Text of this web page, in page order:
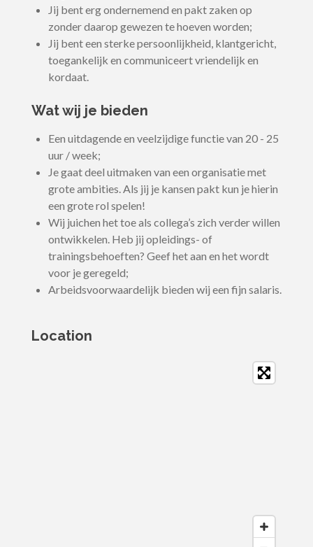
Jij bent erg ondernemend en pakt zaken op
zonder daarop gewezen te hoeven worden;
Jij bent een sterke persoonlijkheid, klantgericht,
toegankelijk en communiceert vriendelijk en
kordaat.
Wat wij je bieden
Een uitdagende en veelzijdige functie van 20 - 25
uur / week;
Je gaat deel uitmaken van een organisatie met
grote ambities. Als jij je kansen pakt kun je hierin
een grote rol spelen!
Wij juichen het toe als collega’s zich verder willen
ontwikkelen. Heb jij opleidings- of
trainingsbehoeften? Geef het aan en het wordt
voor je geregeld;
Arbeidsvoorwaardelijk bieden wij een fijn salaris.
Location